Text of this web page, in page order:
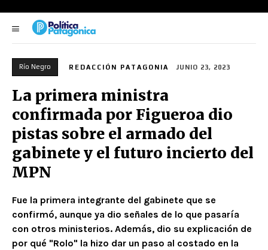
Río Negro REDACCIÓN PATAGONIA JUNIO 23, 2023
La primera ministra
confirmada por Figueroa dio
pistas sobre el armado del
gabinete y el futuro incierto del
MPN
Fue la primera integrante del gabinete que se
confirmó, aunque ya dio señales de lo que pasaría
con otros ministerios. Además, dio su explicación de
por qué "Rolo" la hizo dar un paso al costado en la